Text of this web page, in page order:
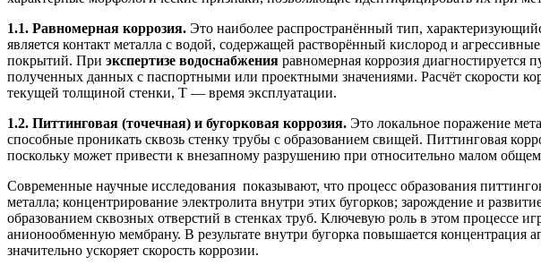
1.1. Равномерная коррозия. Это наиболее распространённый тип,
является контакт металла с водой, содержащей растворённый кислород и
покрытий. При экспертизе водоснабжения равномерная коррозия
полученных данных с паспортными или проектными значениями. Расчёт скорости
текущей толщиной стенки, Т — время эксплуатации.
1.2. Питтинговая (точечная) и бугорковая коррозия. Это локальное поражение
способные проникать сквозь стенку трубы с образованием свищей. Питтинговая
поскольку может привести к внезапному разрушению при относительно малом
Современные научные исследования показывают, что процесс образования
металла; концентрирование электролита внутри этих бугорков; зарождение и
образованием сквозных отверстий в стенках труб. Ключевую роль в этом процессе
анионообменную мембрану. В результате внутри бугорка повышается концентрация
значительно ускоряет скорость коррозии.